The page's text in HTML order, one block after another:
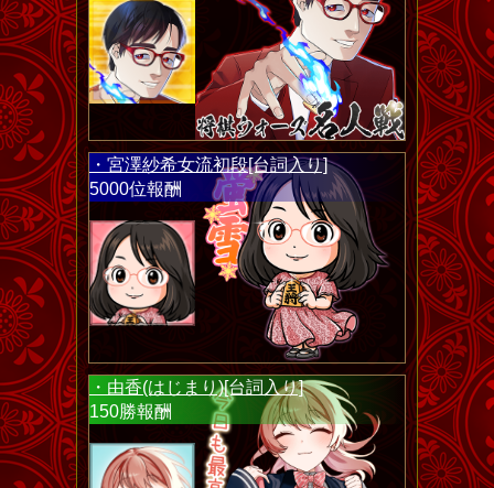
・宮澤紗希女流初段[台詞入り]
5000位報酬
・由香(はじまり)[台詞入り]
150勝報酬